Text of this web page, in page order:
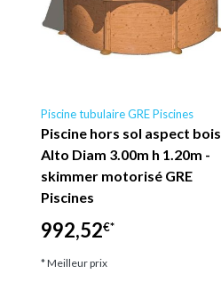
Piscine tubulaire GRE Piscines
Piscine hors sol aspect bois
Alto Diam 3.00m h 1.20m -
skimmer motorisé GRE
Piscines
992,52€*
* Meilleur prix